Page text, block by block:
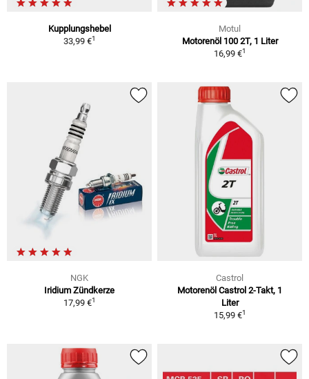
Kupplungshebel
33,99 €1
Motul
Motorenöl 100 2T, 1 Liter
16,99 €1
NGK
Iridium Zündkerze
17,99 €1
Castrol
Motorenöl Castrol 2-Takt, 1
Liter
15,99 €1